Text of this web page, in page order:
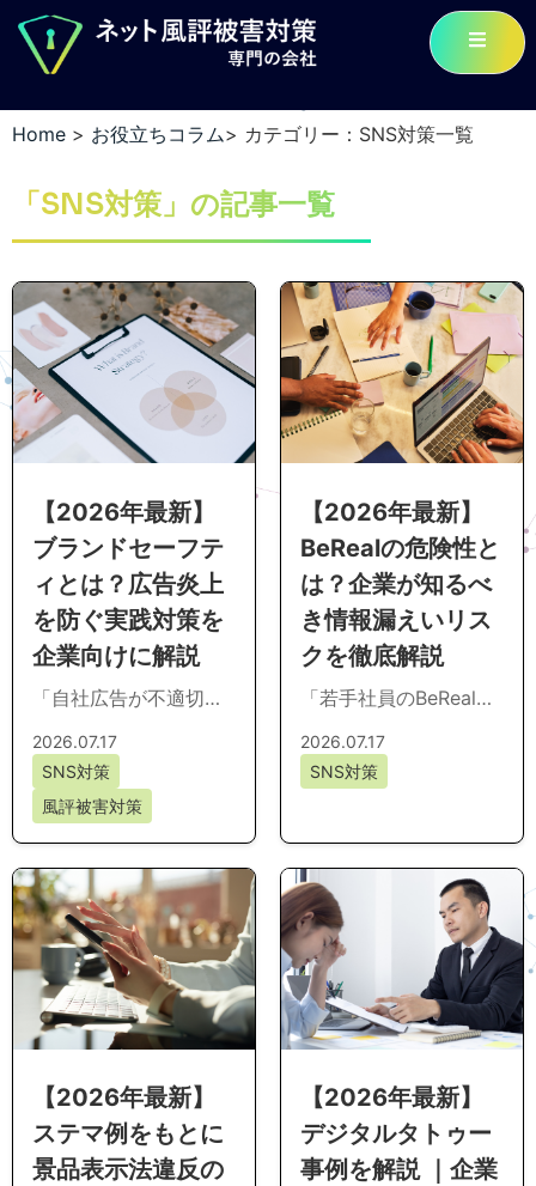
Home > お役立ちコラム> カテゴリー：SNS対策一覧
「SNS対策」の記事一覧
【2026年最新】
ブランドセーフテ
ィとは？広告炎上
を防ぐ実践対策を
企業向けに解説
「自社広告が不適切な
業イメージが傷つかな
いか」「SNS広告が炎
上したときの対処法...
2026.07.17
SNS対策
風評被害対策
【2026年最新】
BeRealの危険性と
は？企業が知るべ
き情報漏えいリス
クを徹底解説
「若手社員のBeReal利
につながらないか心
配」「位置情報や写真
2026.07.17
SNS対策
【2026年最新】
ステマ例をもとに
景品表示法違反の
【2026年最新】
デジタルタトゥー
事例を解説 ｜企業